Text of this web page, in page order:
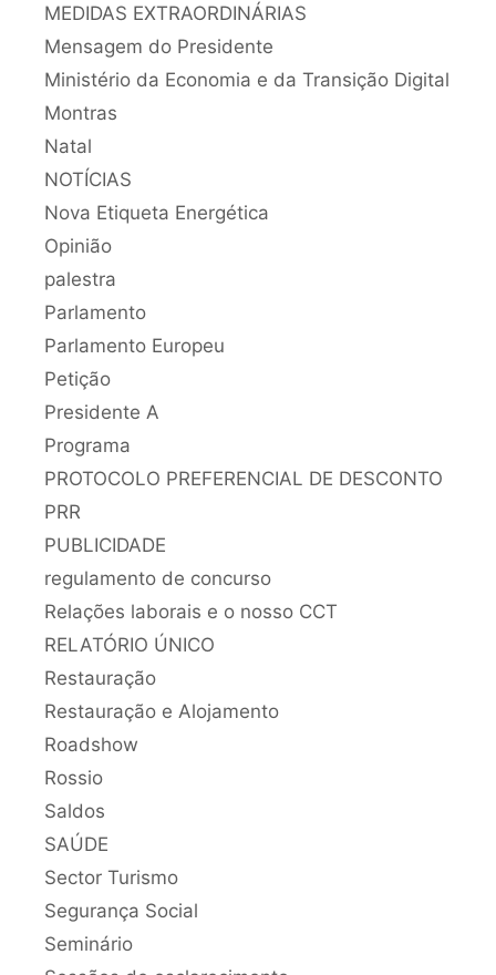
MEDIDAS EXTRAORDINÁRIAS
Mensagem do Presidente
Ministério da Economia e da Transição Digital
Montras
Natal
NOTÍCIAS
Nova Etiqueta Energética
Opinião
palestra
Parlamento
Parlamento Europeu
Petição
Presidente A
Programa
PROTOCOLO PREFERENCIAL DE DESCONTO
PRR
PUBLICIDADE
regulamento de concurso
Relações laborais e o nosso CCT
RELATÓRIO ÚNICO
Restauração
Restauração e Alojamento
Roadshow
Rossio
Saldos
SAÚDE
Sector Turismo
Segurança Social
Seminário